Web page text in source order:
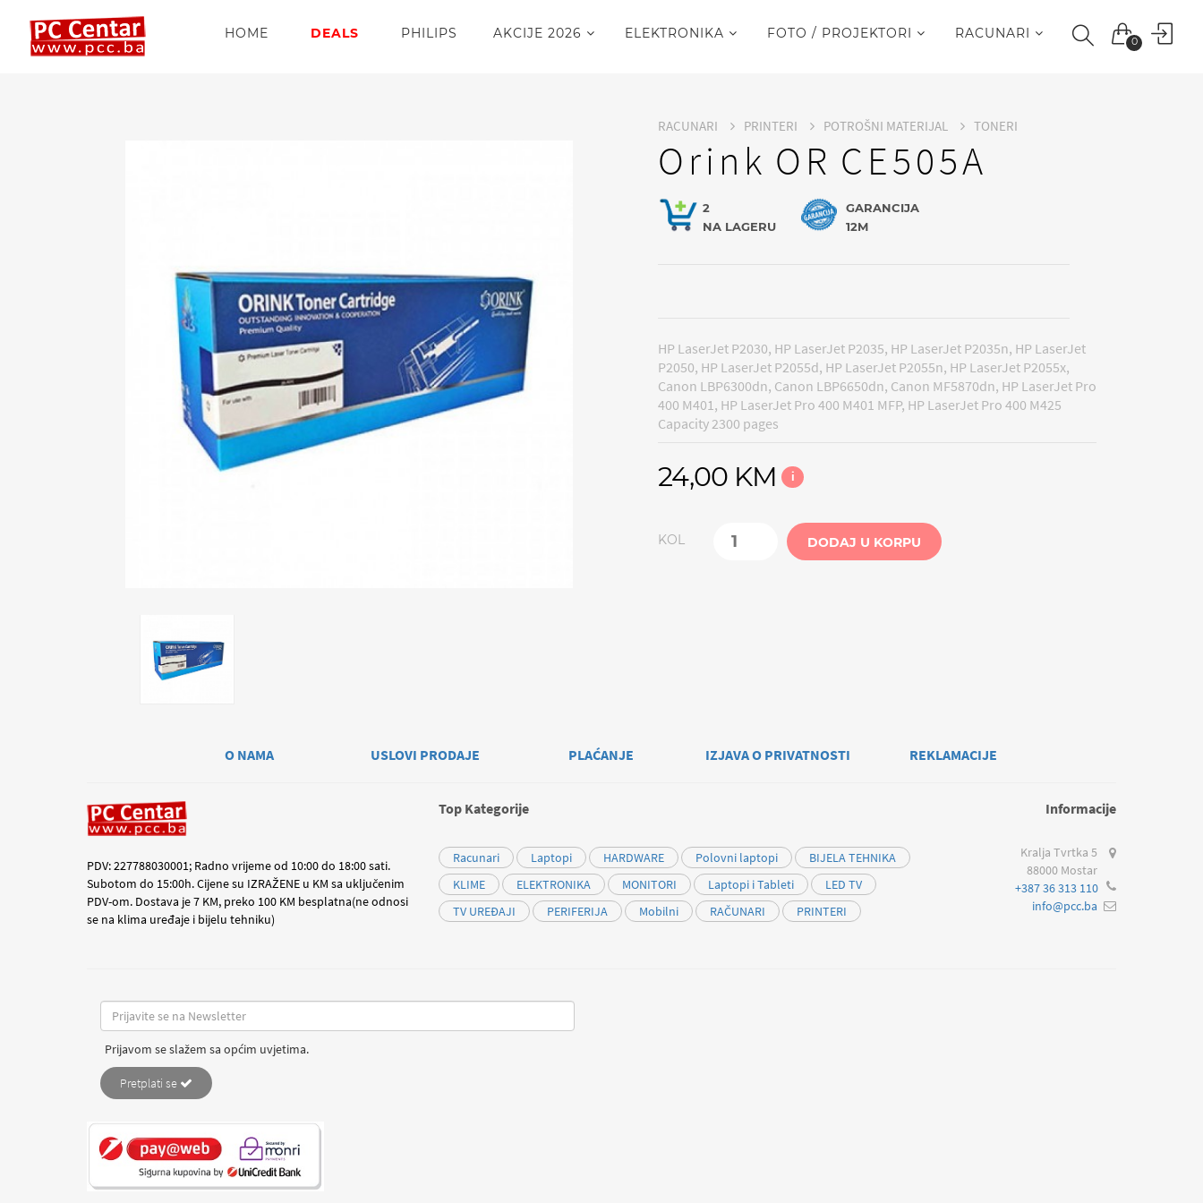
0
HOME DEALS PHILIPS AKCIJE 2026 ELEKTRONIKA FOTO / PROJEKTORI RACUNARI
RACUNARI PRINTERI POTROŠNI MATERIJAL TONERI
Orink OR CE505A
2
NA LAGERU
GARANCIJA
12M
HP LaserJet P2030, HP LaserJet P2035, HP LaserJet P2035n, HP LaserJet
P2050, HP LaserJet P2055d, HP LaserJet P2055n, HP LaserJet P2055x,
Canon LBP6300dn, Canon LBP6650dn, Canon MF5870dn, HP LaserJet Pro
400 M401, HP LaserJet Pro 400 M401 MFP, HP LaserJet Pro 400 M425
Capacity 2300 pages
24,00 KM i
KOL DODAJ U KORPU
O NAMA USLOVI PRODAJE PLAĆANJE IZJAVA O PRIVATNOSTI REKLAMACIJE
PDV: 227788030001; Radno vrijeme od 10:00 do 18:00 sati.
Subotom do 15:00h. Cijene su IZRAŽENE u KM sa uključenim
PDV-om. Dostava je 7 KM, preko 100 KM besplatna(ne odnosi
se na klima uređaje i bijelu tehniku)
Top Kategorije
Racunari Laptopi HARDWARE Polovni laptopi
BIJELA TEHNIKA
KLIME
ELEKTRONIKA MONITORI Laptopi i Tableti
LED TV
TV UREĐAJI
PERIFERIJA Mobilni RAČUNARI PRINTERI
Informacije
Kralja Tvrtka 5
88000 Mostar
+387 36 313 110
info@pcc.ba
Prijavom se slažem sa općim uvjetima.
Pretplati se